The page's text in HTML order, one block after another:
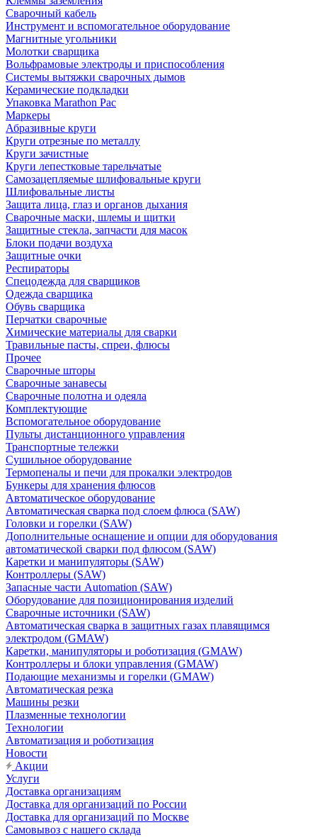
Сварочный кабель
Инструмент и вспомогательное оборудование
Магнитные угольники
Молотки сварщика
Вольфрамовые электроды и приспособления
Системы вытяжки сварочных дымов
Керамические подкладки
Упаковка Marathon Pac
Маркеры
Абразивные круги
Круги отрезные по металлу
Круги зачистные
Круги лепестковые тарельчатые
Самозацепляемые шлифовальные круги
Шлифовальные листы
Защита лица, глаз и органов дыхания
Сварочные маски, шлемы и щитки
Защитные стекла, запчасти для масок
Блоки подачи воздуха
Защитные очки
Респираторы
Спецодежда для сварщиков
Одежда сварщика
Обувь сварщика
Перчатки сварочные
Химические материалы для сварки
Травильные пасты, спреи, флюсы
Прочее
Сварочные шторы
Сварочные занавесы
Сварочные полотна и одеяла
Комплектующие
Вспомогательное оборудование
Пульты дистанционного управления
Транспортные тележки
Сушильное оборудование
Термопеналы и печи для прокалки электродов
Бункеры для хранения флюсов
Автоматическое оборудование
Автоматическая сварка под слоем флюса (SAW)
Головки и горелки (SAW)
Дополнительные оснащение и опции для оборудования
автоматической сварки под флюсом (SAW)
Каретки и манипуляторы (SAW)
Контроллеры (SAW)
Запасные части Automation (SAW)
Оборудование для позиционирования изделий
Сварочные источники (SAW)
Автоматическая сварка в защитных газах плавящимся
электродом (GMAW)
Каретки, манипуляторы и роботизация (GMAW)
Контроллеры и блоки управления (GMAW)
Подающие механизмы и горелки (GMAW)
Автоматическая резка
Машины резки
Плазменные технологии
Технологии
Автоматизация и роботизация
Новости
Акции
Услуги
Доставка организациям
Доставка для организаций по России
Доставка для организаций по Москве
Самовывоз с нашего склада